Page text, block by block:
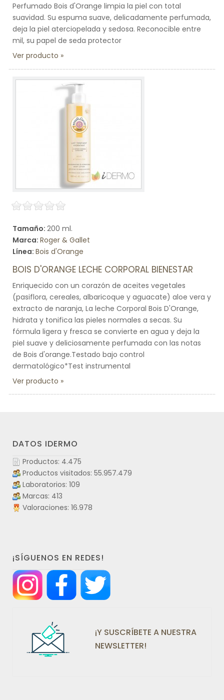
Perfumado Bois d'Orange limpia la piel con total
suavidad. Su espuma suave, delicadamente perfumada,
deja la piel aterciopelada y sedosa. Reconocible entre
mil, su papel de seda protector
Ver producto
Tamaño: 200 ml.
Marca: Roger & Gallet
Línea: Bois d'Orange
BOIS D'ORANGE LECHE CORPORAL BIENESTAR
Enriquecido con un corazón de aceites vegetales
(pasiflora, cereales, albaricoque y aguacate) aloe vera y
extracto de naranja, La leche Corporal Bois D'Orange,
hidrata y tonifica las pieles normales a secas. Su
fórmula ligera y fresca se convierte en agua y deja la
piel suave y deliciosamente perfumada con las notas
de Bois d'orange.Testado bajo control
dermatológico*Test instrumental
Ver producto
DATOS IDERMO
Productos: 4.475
Productos visitados: 55.957.479
Laboratorios: 109
Marcas: 413
Valoraciones: 16.978
¡SÍGUENOS EN REDES!
¡Y SUSCRÍBETE A NUESTRA
NEWSLETTER!